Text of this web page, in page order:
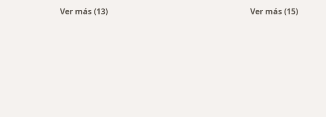
Ver más (13)
Ver más (15)
Más en